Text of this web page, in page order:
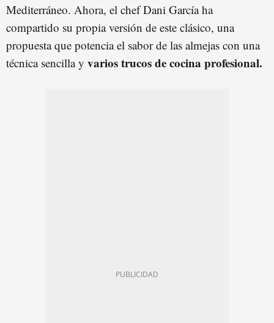
Mediterráneo. Ahora, el chef Dani García ha
compartido su propia versión de este clásico, una
propuesta que potencia el sabor de las almejas con una
técnica sencilla y varios trucos de cocina profesional.